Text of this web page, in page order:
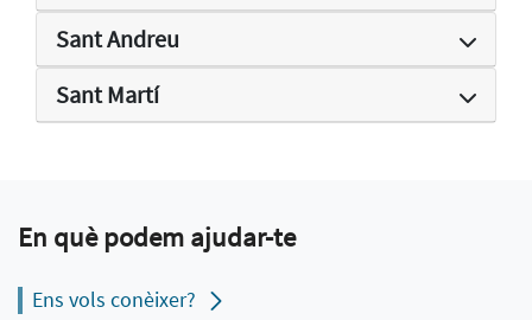
Sant Andreu
Sant Martí
En què podem ajudar-te
Ens vols conèixer?